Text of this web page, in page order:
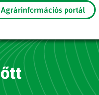
Agrárinformációs portál